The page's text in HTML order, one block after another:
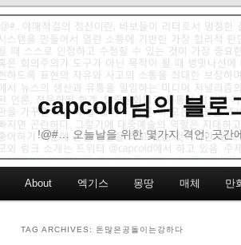
capcold님의 블로
!@#… 오늘날을 위한 몇가지 격언: 곳간
Skip to primary content
Skip to secondary content
About 엑기스 몽땅 매체 만
TAG ARCHIVES: 돈많은공돌이는강하다